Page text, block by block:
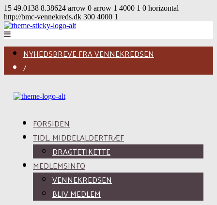
15 49.0138 8.38624 arrow 0 arrow 1 4000 1 0 horizontal
http://bmc-vennekreds.dk 300 4000 1
NYHEDSBREVE FRA VENNEKREDSEN
/
FORSIDEN
TIDL. MIDDELALDERTRÆF
DRAGTETIKETTE
MEDLEMSINFO
VENNEKREDSEN
BLIV MEDLEM